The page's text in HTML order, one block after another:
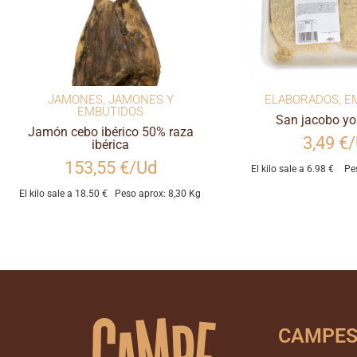
JAMONES, JAMONES Y
EMBUTIDOS
Jamón cebo ibérico 50% raza
ibérica
153,55 €/Ud
El kilo sale a 18.50 € Peso aprox: 8,30 Kg
ELABORADOS,
San jacobo
3,49
El kilo sale a 6.98 €